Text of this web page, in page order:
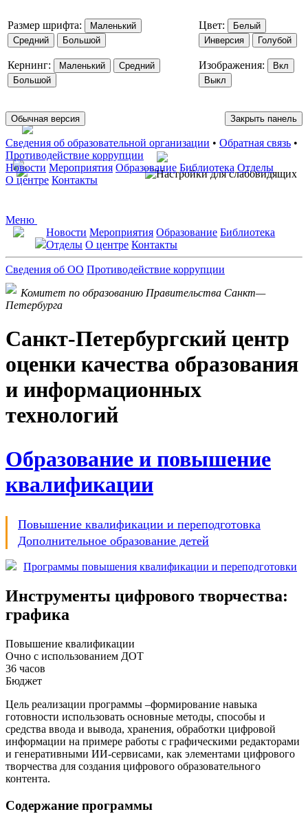
Размер шрифта:
Маленький
Средний
Большой
Кернинг: Маленький
Средний
Большой
Цвет:
Белый
Инверсия
Голубой
Изображения:
Вкл
Выкл
Обычная версия Закрыть панель
Сведения об образовательной организации • Обратная связь •
Противодействие коррупции
Новости Мероприятия Образование Библиотека Отделы
О центре Контакты
Меню
Новости Мероприятия Образование Библиотека
Отделы О центре Контакты
Сведения об ОО Противодействие коррупции
Комитет по образованию Правительства Санкт—
Петербурга
Санкт-Петербургский центр
оценки качества образования
и информационных
технологий
Образование и повышение
квалификации
Повышение квалификации и переподготовка
Дополнительное образование детей
Программы повышения квалификации и переподготовки
Инструменты цифрового творчества:
графика
Повышение квалификации
Очно с использованием ДОТ
36 часов
Бюджет
Цель реализации программы –формирование навыка
готовности использовать основные методы, способы и
средства ввода и вывода, хранения, обработки цифровой
информации на примере работы с графическими редакторами
и генеративными ИИ-сервисами, как элементами цифрового
творчества для создания цифрового образовательного
контента.
Содержание программы